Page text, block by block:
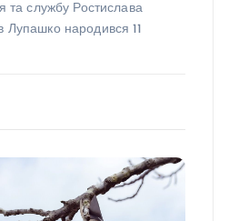
та службу Ростислава
Лупашко народився 11